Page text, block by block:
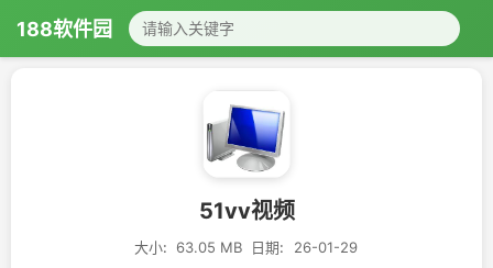
188软件园
51vv视频
大小: 63.05 MB 日期:
26-01-29